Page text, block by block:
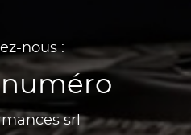
nous :
srl